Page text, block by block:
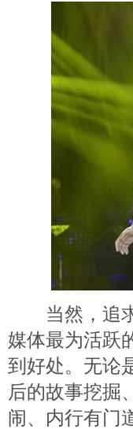
当然，追求
媒体最为活跃
到好处。无论
后的故事挖掘
闹、内行有门